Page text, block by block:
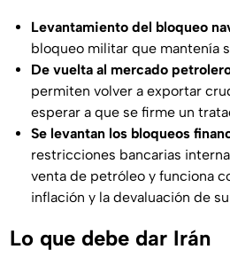
Levantamiento del bloqueo
bloqueo militar que mantenía
De vuelta al mercado
permiten volver a exportar
esperar a que se firme un
Se levantan los bloqueos
restricciones bancarias
venta de petróleo y funciona
inflación y la devaluación de
Lo que debe dar Irán